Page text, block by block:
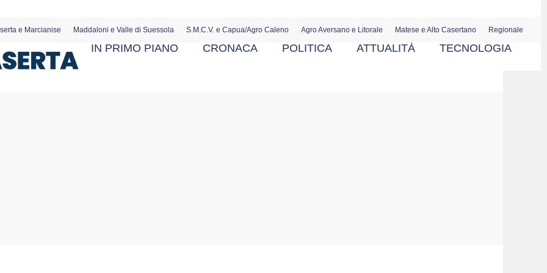
e Marcianise Maddaloni e Valle di Suessola S.M.C.V. e Capua/Agro Caleno Agro Aversano e Litorale Matese e Alto Casertano Regionale
IN PRIMO PIANO CRONACA POLITICA ATTUALITÀ TECNOLOGIA